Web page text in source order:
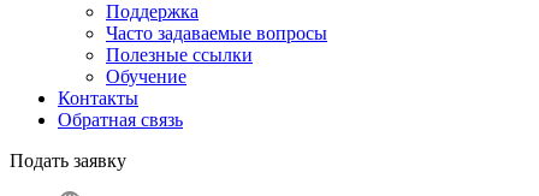
Поддержка
Часто задаваемые вопросы
Полезные ссылки
Обучение
Контакты
Обратная связь
Подать заявку